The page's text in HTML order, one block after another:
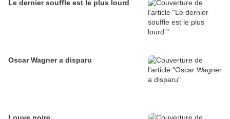
Le dernier souffle est le plus lourd
Oscar Wagner a disparu